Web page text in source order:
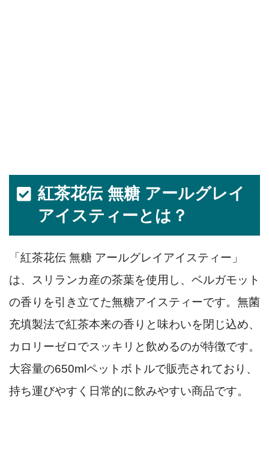
紅茶花伝 無糖 アールグレイ
アイスティーとは？
「紅茶花伝 無糖 アールグレイアイスティー」
は、スリランカ産の茶葉を使用し、ベルガモット
の香りを引き立てた無糖アイスティーです。無菌
充填製法で紅茶本来の香りと味わいを閉じ込め、
カロリーゼロでスッキリと飲めるのが特徴です。
大容量の650mlペットボトルで販売されており、
持ち運びやすく日常的に飲みやすい商品です。